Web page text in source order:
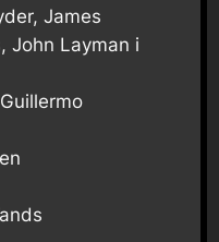
James
John Layman i